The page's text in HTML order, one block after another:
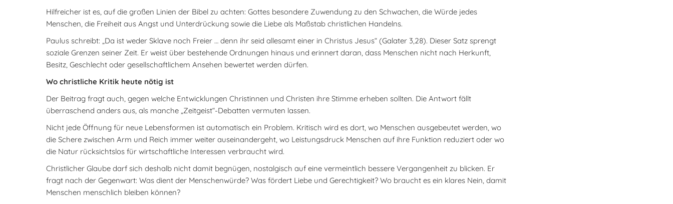
Hilfreicher ist es, auf die großen Linien der Bibel zu achten: Gottes besondere Zuwendung zu den Schwachen, die Würde jedes
Menschen, die Freiheit aus Angst und Unterdrückung sowie die Liebe als Maßstab christlichen Handelns.
Paulus schreibt: „Da ist weder Sklave noch Freier … denn ihr seid allesamt einer in Christus Jesus“ (Galater 3,28). Dieser Satz sprengt
soziale Grenzen seiner Zeit. Er weist über bestehende Ordnungen hinaus und erinnert daran, dass Menschen nicht nach Herkunft,
Besitz, Geschlecht oder gesellschaftlichem Ansehen bewertet werden dürfen.
Wo christliche Kritik heute nötig ist
Der Beitrag fragt auch, gegen welche Entwicklungen Christinnen und Christen ihre Stimme erheben sollten. Die Antwort fällt
überraschend anders aus, als manche „Zeitgeist“-Debatten vermuten lassen.
Nicht jede Öffnung für neue Lebensformen ist automatisch ein Problem. Kritisch wird es dort, wo Menschen ausgebeutet werden, wo
die Schere zwischen Arm und Reich immer weiter auseinandergeht, wo Leistungsdruck Menschen auf ihre Funktion reduziert oder wo
die Natur rücksichtslos für wirtschaftliche Interessen verbraucht wird.
Christlicher Glaube darf sich deshalb nicht damit begnügen, nostalgisch auf eine vermeintlich bessere Vergangenheit zu blicken. Er
fragt nach der Gegenwart: Was dient der Menschenwürde? Was fördert Liebe und Gerechtigkeit? Wo braucht es ein klares Nein, damit
Menschen menschlich bleiben können?